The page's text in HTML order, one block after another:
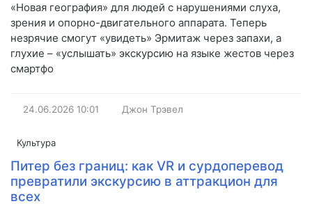
«Новая география» для людей с нарушениями слуха,
зрения и опорно-двигательного аппарата. Теперь
незрячие смогут «увидеть» Эрмитаж через запахи, а
глухие – «услышать» экскурсию на языке жестов через
смартфо
24.06.2026 10:01 Джон Трэвел
Культура
Питер без границ: как VR и сурдоперевод
превратили экскурсию в аттракцион для
всех